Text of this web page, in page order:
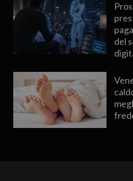
del